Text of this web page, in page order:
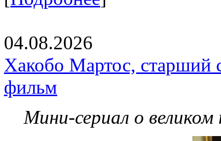
04.08.2026
Хакобо Мартос, старший
фильм
Мини-сериал о великом